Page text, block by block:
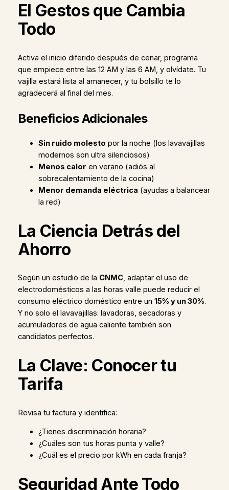
El Gestos que Cambia
Todo
Activa el inicio diferido después de cenar, programa
que empiece entre las 12 AM y las 6 AM, y olvídate. Tu
vajilla estará lista al amanecer, y tu bolsillo te lo
agradecerá al final del mes.
Beneficios Adicionales
Sin ruido molesto por la noche (los lavavajillas
modernos son ultra silenciosos)
Menos calor en verano (adiós al
sobrecalentamiento de la cocina)
Menor demanda eléctrica (ayudas a balancear
la red)
La Ciencia Detrás del
Ahorro
Según un estudio de la CNMC, adaptar el uso de
electrodomésticos a las horas valle puede reducir el
consumo eléctrico doméstico entre un 15% y un 30%.
Y no solo el lavavajillas: lavadoras, secadoras y
acumuladores de agua caliente también son
candidatos perfectos.
La Clave: Conocer tu
Tarifa
Revisa tu factura y identifica:
¿Tienes discriminación horaria?
¿Cuáles son tus horas punta y valle?
¿Cuál es el precio por kWh en cada franja?
Seguridad Ante Todo